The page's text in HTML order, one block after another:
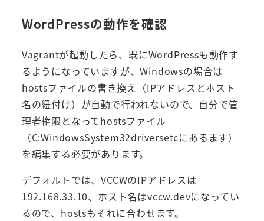
WordPressの動作を確認
Vagrantが起動したら、既にWordPressも動作す
るようになっていますが、Windowsの場合は
hostsファイルの書き換え（IPアドレスとホスト
名の紐付け）が自動で行われないので、自分で管
理者権限となってhostsファイル
（C:WindowsSystem32driversetcにあるます）
を編集する必要があります。
デフォルトでは、VCCWのIPアドレスは
192.168.33.10、ホスト名はvccw.devになってい
るので、hostsもそれに合わせます。